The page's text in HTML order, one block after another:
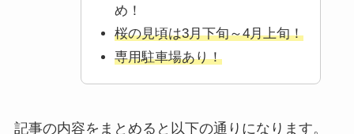
め！
桜の見頃は3月下旬～4月上旬！
専用駐車場あり！
記事の内容をまとめると以下の通りになります。